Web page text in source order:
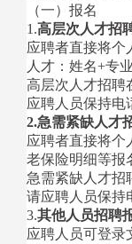
（一）报名
1.高层次人才招
应聘者直接将个
人才：姓名+专
高层次人才招聘
应聘人员保持电
2.急需紧缺人才
应聘者直接将个
老保险明细等报
急需紧缺人才招
请应聘人员保持
3.其他人员招聘
应聘人员可登录